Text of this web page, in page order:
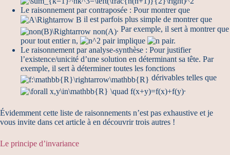
Le raisonnement par contraposée : Pour montrer que
il est parfois plus simple de montrer que
. Par exemple, il sert à montrer que
pour tout entier n,
pair implique
pair.
Le raisonnement par analyse-synthèse : Pour justifier
l’existence/unicité d’une solution en déterminant sa tête. Par
exemple, il sert à déterminer toutes les fonctions
dérivables telles que
.
Évidemment cette liste de raisonnements n’est pas exhaustive et je
vous invite dans cet article à en découvrir trois autres !
Le principe d’invariance